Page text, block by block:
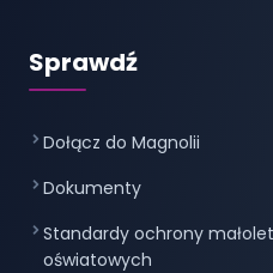
Sprawdź
Dołącz do Magnolii
Dokumenty
Standardy ochrony
oświatowych